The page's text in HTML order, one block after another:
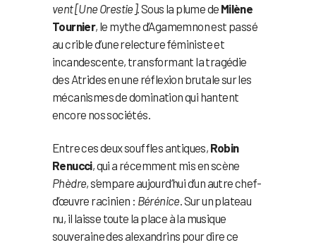
vent [Une Orestie]. Sous la plume de Milène
Tournier, le mythe d’Agamemnon est passé
au crible d’une relecture féministe et
incandescente, transformant la tragédie
des Atrides en une réflexion brutale sur les
mécanismes de domination qui hantent
encore nos sociétés.
Entre ces deux souffles antiques, Robin
Renucci, qui a récemment mis en scène
Phèdre, s’empare aujourd’hui d’un autre chef-
d’œuvre racinien : Bérénice . Sur un plateau
nu, il laisse toute la place à la musique
souveraine des alexandrins pour dire ce